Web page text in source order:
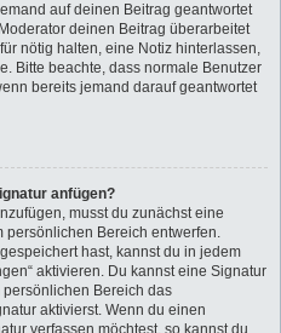
auf deinen Beitrag geantwortet
deinen Beitrag überarbeitet
nötig halten, eine Notiz hinterlassen,
Bitte beachte, dass normale Benutzer
bereits jemand darauf geantwortet
anfügen?
musst du zunächst eine
Bereich entwerfen.
hast, kannst du in jedem
aktivieren. Du kannst eine Signatur
Bereich das
aktivierst. Wenn du einen
verfassen möchtest, so kannst du